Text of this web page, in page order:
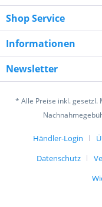
2 + 5 = ?
Ich habe die
verstanden und
Shop Service
Informationen
Newsletter
* Alle Preise inkl. gesetzl.
Händler-Login
Datenschutz